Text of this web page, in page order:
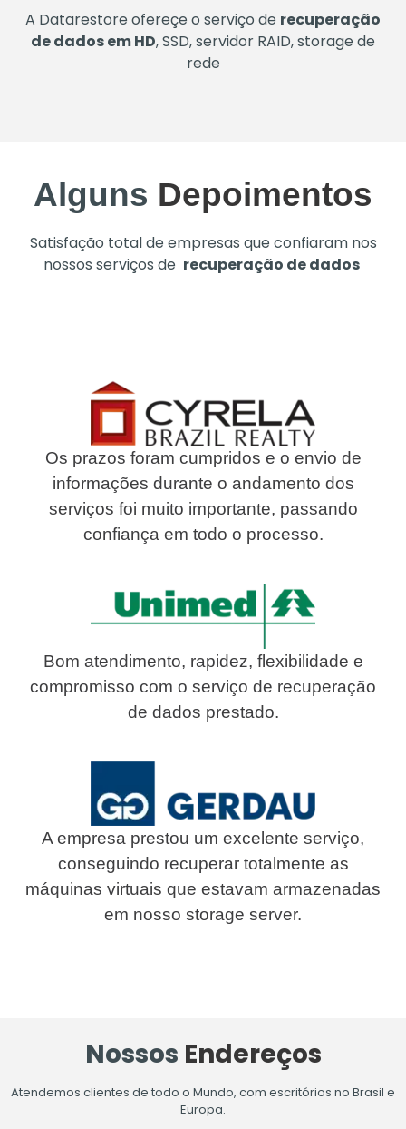
A Datarestore ofereçe o serviço de recuperação
de dados em HD, SSD, servidor RAID, storage de
rede
Alguns Depoimentos
Satisfação total de empresas que confiaram nos
nossos serviços de recuperação de dados
Os prazos foram cumpridos e o envio de
informações durante o andamento dos
serviços foi muito importante, passando
confiança em todo o processo.
Bom atendimento, rapidez, flexibilidade e
compromisso com o serviço de recuperação
de dados prestado.
A empresa prestou um excelente serviço,
conseguindo recuperar totalmente as
máquinas virtuais que estavam armazenadas
em nosso storage server.
Nossos Endereços
Atendemos clientes de todo o Mundo, com escritórios no Brasil e
Europa.